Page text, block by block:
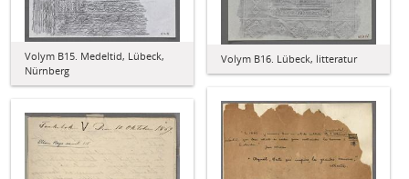
Volym B15. Medeltid, Lübeck,
Nürnberg
Volym B16. Lübeck, litteratur